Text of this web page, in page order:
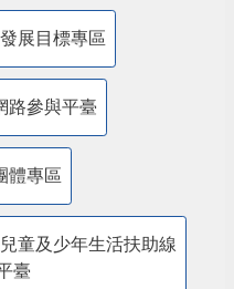
展目標專區
路參與平臺
體專區
童及少年生活扶助線
臺